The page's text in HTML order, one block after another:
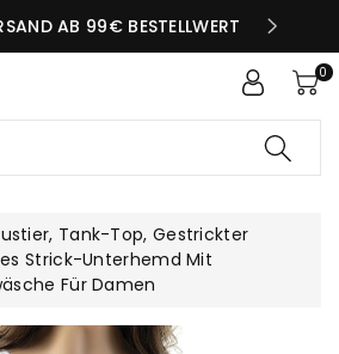
AB 99€ BESTELLWERT
0
Tank-Top, Gestrickter
Strick-Unterhemd Mit
Für Damen